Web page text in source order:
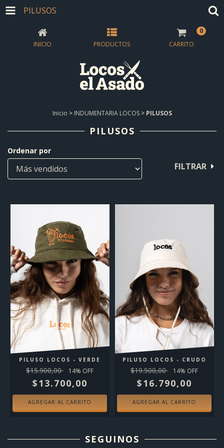
PILUSOS
INICIO PRODUCTOS CARRITO
0
Inicio > INDUMENTARIA LOCOS > PILUSOS
PILUSOS
Ordenar por
FILTRAR
PILUSO LOCOS - VERDE
$15.900,00 14% OFF
$13.700,00
PILUSO LOCOS - CRUDO
$19.500,00 14% OFF
$16.790,00
SEGUINOS